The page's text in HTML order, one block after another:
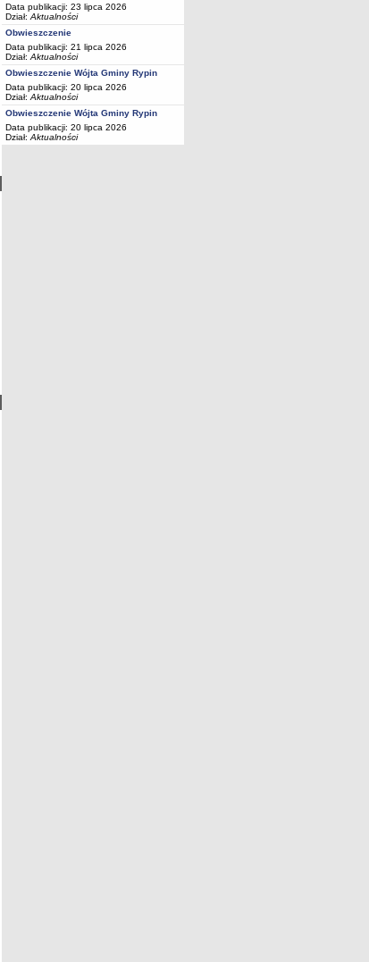
Data publikacji: 23 lipca 2026
Dział: Aktualności
Obwieszczenie
Data publikacji: 21 lipca 2026
Dział: Aktualności
Obwieszczenie Wójta Gminy Rypin
Data publikacji: 20 lipca 2026
Dział: Aktualności
Obwieszczenie Wójta Gminy Rypin
Data publikacji: 20 lipca 2026
Dział: Aktualności